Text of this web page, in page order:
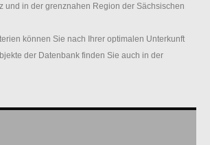
und in der grenznahen Region der Sächsischen
können Sie nach Ihrer optimalen Unterkunft
der Datenbank finden Sie auch in der